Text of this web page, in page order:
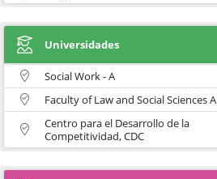
Universidades
Social Work - A
Faculty of Law and Social Sciences A
Centro para el Desarrollo de la
Competitividad, CDC